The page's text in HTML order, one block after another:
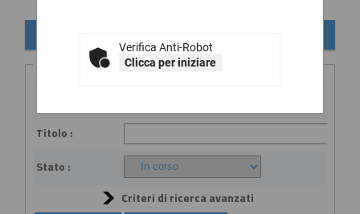
Verifica Anti-Robot
Clicca per iniziare
Criteri di ricerca
Titolo :
Stato :
Criteri di ricerca avanzati